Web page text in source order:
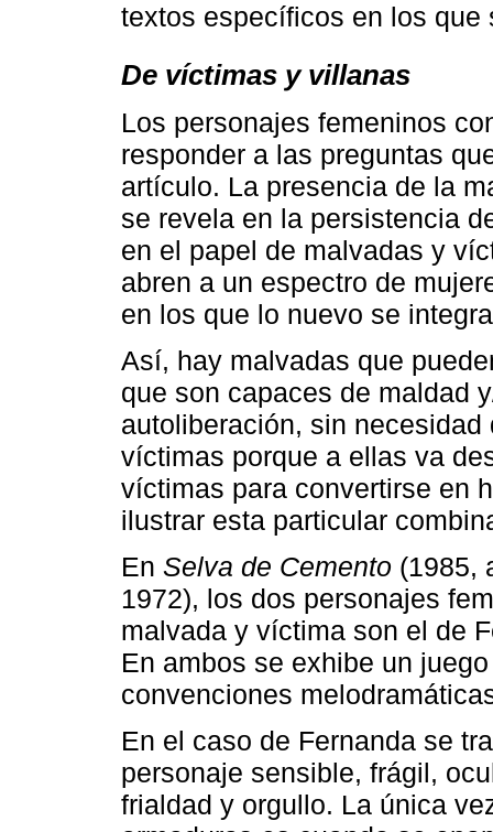
textos específicos en los que
De víctimas y villanas
Los personajes femeninos
responder a las preguntas
artículo. La presencia de la
se revela en la persistencia
en el papel de malvadas y
abren a un espectro de
en los que lo nuevo se
Así, hay malvadas que
que son capaces de maldad
autoliberación, sin
víctimas porque a ellas va
víctimas para convertirse en
ilustrar esta particular
En Selva de Cemento (1985,
1972), los dos personajes
malvada y víctima son el de
En ambos se exhibe un
convenciones
En el caso de Fernanda se
personaje sensible, frágil,
frialdad y orgullo. La única